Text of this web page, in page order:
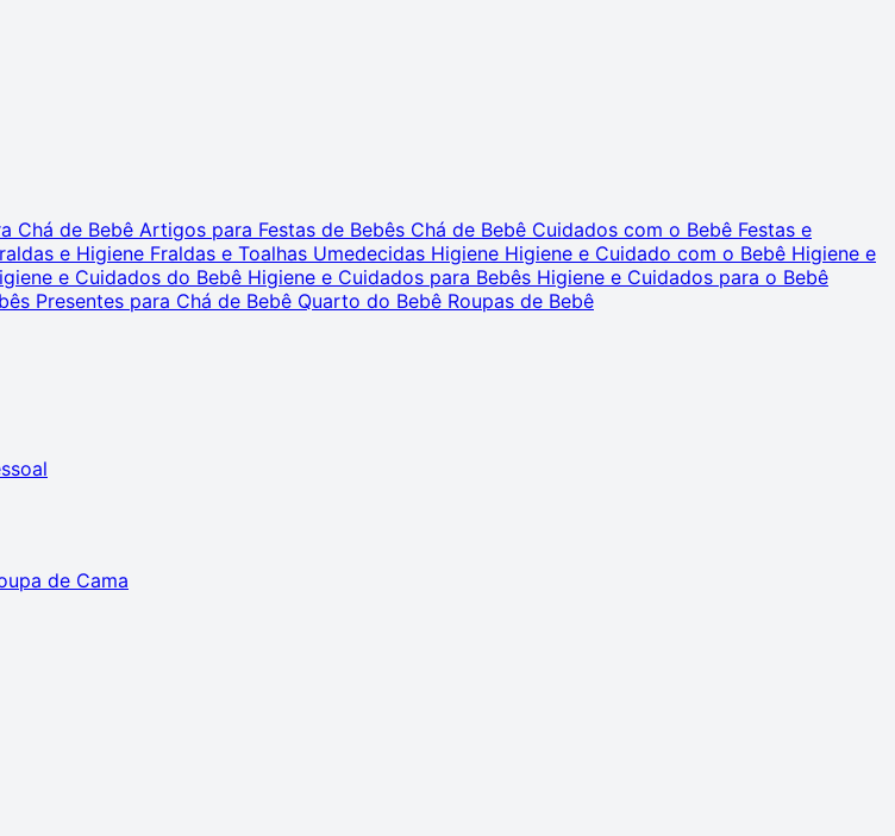
Chá de Bebê Artigos para Festas de Bebês Chá de Bebê Cuidados com o Bebê Festas e
e Higiene Fraldas e Toalhas Umedecidas Higiene Higiene e Cuidado com o Bebê Higiene e
e Cuidados do Bebê Higiene e Cuidados para Bebês Higiene e Cuidados para o Bebê
Presentes para Chá de Bebê Quarto do Bebê Roupas de Bebê
de Cama